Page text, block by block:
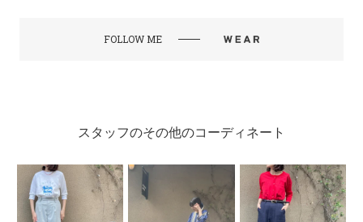
FOLLOW ME
スタッフのその他のコーディネート